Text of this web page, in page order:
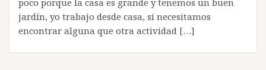
jardín, yo trabajo desde casa, si necesitamos
encontrar alguna que otra actividad […]